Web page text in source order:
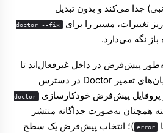
جدا می‌کند و بدون تبدیل
تغییرات، مسیر را برای
doctor --fix
باز نگه می‌دارد.
پیش‌فرض در داخل غیرفعال‌اند تا
و جریان‌های تعمیر Doctor در دسترس
پروفایل پیش‌فرض خودکارسازی
doctor
همچنان به‌صورت جداگانه منتشر
error )؛ انتخاب پیش‌فرض یک سطح